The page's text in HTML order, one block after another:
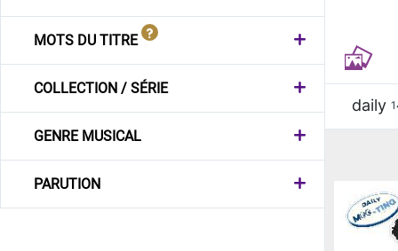
MOTS DU TITRE
COLLECTION / SÉRIE
GENRE MUSICAL
PARUTION
daily